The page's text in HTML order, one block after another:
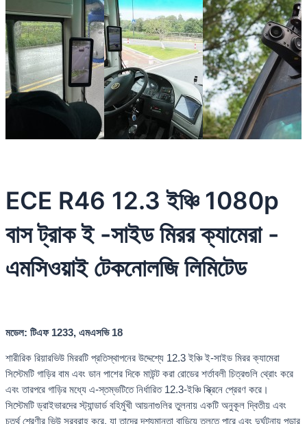
ECE R46 12.3 ইঞ্চি 1080p
বাস ট্রাক ই -সাইড মিরর ক্যামেরা -
এমসিওয়াই টেকনোলজি লিমিটেড
মডেল: টিএফ 1233, এমএসভি 18
শারীরিক রিয়ারভিউ মিররটি প্রতিস্থাপনের উদ্দেশ্যে 12.3 ইঞ্চি ই-সাইড মিরর ক্যামেরা
সিস্টেমটি গাড়ির বাম এবং ডান পাশের দিকে মাউন্ট করা রোডের শর্তাবলী চিত্রগুলি থ্রোং করে
এবং তারপরে গাড়ির মধ্যে এ-স্তম্ভটিতে নির্ধারিত 12.3-ইঞ্চি স্ক্রিনে প্রেরণ করে।
সিস্টেমটি ড্রাইভারদের স্ট্যান্ডার্ড বহির্মুখী আয়নাগুলির তুলনায় একটি অনুকূল দ্বিতীয় এবং
চতুর্থ শ্রেণীর ভিউ সরবরাহ করে, যা তাদের দৃশ্যমানতা বাড়িয়ে তুলতে পারে এবং দুর্ঘটনায় পড়ার